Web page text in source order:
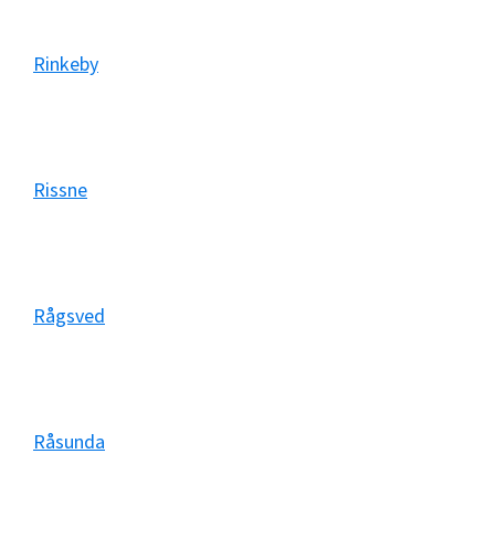
Rinkeby
Rissne
Rågsved
Råsunda